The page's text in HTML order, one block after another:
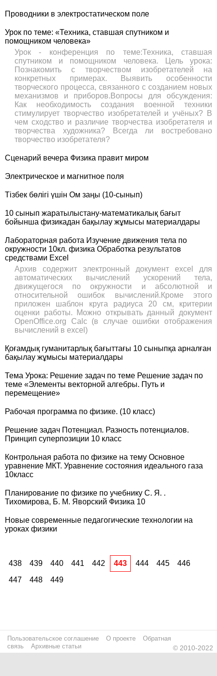
Проводники в электростатическом поле
Урок по теме: «Техника, ставшая спутником и
помощником человека»
Урок - конференция по теме:Техника, ставшая
спутником и помощником человека. Цель урока:
Познакомить с творчеством изобретателей на
конкретных примерах. Выявить особенности
творческого процесса, связанного с созданием новых
механизмов и приборов.Вопросы для обсуждения:
Как необходимость создания военной техники
стимулирует творчество изобретателей и учёных? В
чем сходство и различие творчества изобретателя и
творчества художника? Всегда ли востребовано
творчество изобретателя?
Сценарий вечера Физика правит миром
Электрическое и магнитное поля
Тізбек бөлігі үшін Ом заңы (10-сынып)
10 сынып жаратылыстану-математикалық бағыт
бойынша физикадан бақылау жұмысы материалдары
Лабораторная работа Изучение движения тела по
окружности 10кл. физика Обработка результатов
средствами Excel
Архив содержит электронный документ excel для
автоматических вычислений ускорений тела,
движущегося по окружности и абсолютной и
относительной ошибок вычислений.Кроме этого
приложен шаблон круга радиуса 20 см, критерии
оценки работы. Можно открывать данный документ
OpenOffice.org Calc (в случае ошибки отображения
вычислений в excel)
Қоғамдық гуманитарлық бағыттағы 10 сыныпқа арналған
бақылау жұмысы материалдары
Тема Урока: Решение задач по теме Решение задач по
теме «Элементы векторной алгебры. Путь и
перемещение»
Рабочая программа по физике. (10 класс)
Решение задач Потенциал. Разность потенциалов.
Принцип суперпозиции 10 класс
Контрольная работа по физике на тему Основное
уравнение МКТ. Уравнение состояния идеального газа
10класс
Планирование по физике по учебнику С. Я. .
Тихомирова, Б. М. Яворский Физика 10
Новые современные педагогические технологии на
уроках физики
438 439 440 441 442 443 444 445
446
447
448 449
Пользовательское соглашение О проекте
Обратная
связь
Архивные статьи © 2010-2022